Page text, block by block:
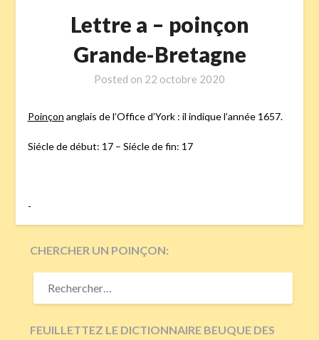
Lettre a – poinçon
Grande-Bretagne
Posted on 22 octobre 2020
Poinçon anglais de l’Office d’York : il indique l’année 1657.
Siécle de début: 17 – Siécle de fin: 17
-
CHERCHER UN POINÇON:
RECHERCHER :
FEUILLETTEZ LE DICTIONNAIRE BEUQUE DES